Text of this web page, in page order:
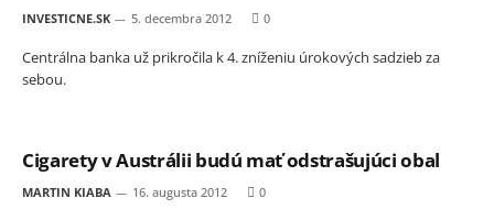
INVESTICNE.SK 5. decembra 2012 0
Centrálna banka už prikročila k 4. zníženiu úrokových sadzieb za
sebou.
Cigarety v Austrálii budú mať odstrašujúci obal
MARTIN KIABA 16. augusta 2012 0